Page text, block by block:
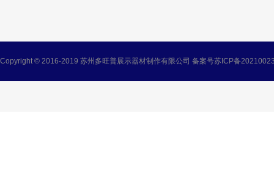
Copyright © 2016-2019 苏州多旺普展示器材制作有限公司 备案号苏ICP备